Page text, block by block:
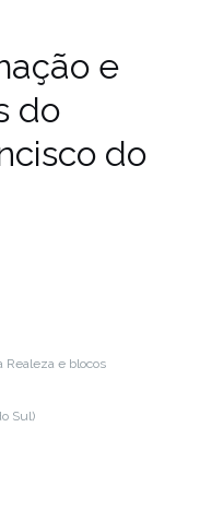
e
do
do
Realeza e blocos
Sul)